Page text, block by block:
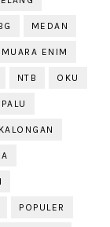
MEDAN
MUARA ENIM
NTB OKU
PALU
POPULER